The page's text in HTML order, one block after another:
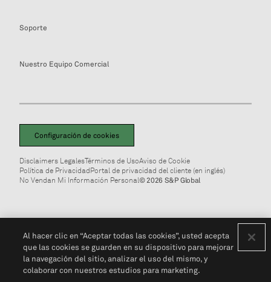
Soporte
Nuestro Equipo Comercial
Configuración de cookies
Disclaimers LegalesTérminos de UsoAviso de Cookie
Política de PrivacidadPortal de privacidad del cliente (en inglés)
No Vendan Mi Información Personal© 2026 S&P Global
Al hacer clic en “Aceptar todas las cookies”, usted acepta
que las cookies se guarden en su dispositivo para mejorar
la navegación del sitio, analizar el uso del mismo, y
colaborar con nuestros estudios para marketing.